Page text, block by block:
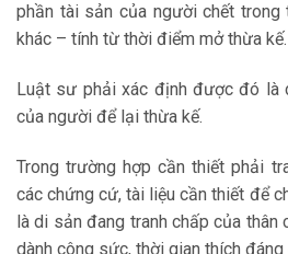
phần tài sản của người chết
khác – tính từ thời điểm mở thừa kế.
Luật sư phải xác định được đó là
của người để lại thừa kế.
Trong trường hợp cần thiết phải
các chứng cứ, tài liệu cần thiết để
là di sản đang tranh chấp của thân
dành công sức, thời gian thích